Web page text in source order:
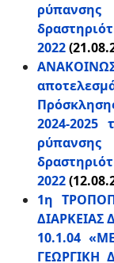
2022
2024-
2022
1η
ΔΙΑΡΚΕΙΑΣ
10.1.04
ΓΕΩΡΓΙΚΗ